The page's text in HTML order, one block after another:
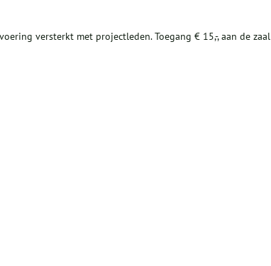
versterkt met projectleden. Toegang € 15,-, aan de zaal